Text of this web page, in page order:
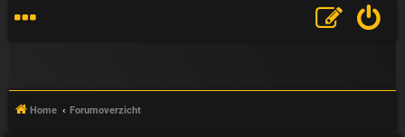
Home Forumoverzicht